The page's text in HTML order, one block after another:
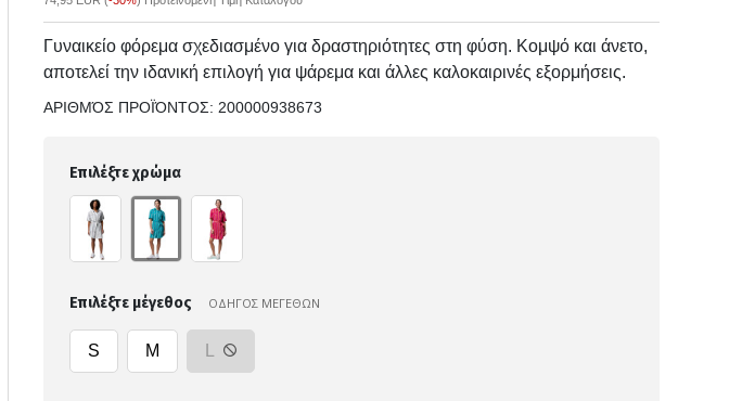
Γυναικείο φόρεμα σχεδιασμένο για δραστηριότητες στη φύση. Κομψό και άνετο,
αποτελεί την ιδανική επιλογή για ψάρεμα και άλλες καλοκαιρινές εξορμήσεις.
ΑΡΙΘΜΌΣ ΠΡΟΪΌΝΤΟΣ: 200000938673
Επιλέξτε χρώμα
Επιλέξτε μέγεθος ΟΔΗΓΟΣ ΜΕΓΕΘΩΝ
S M